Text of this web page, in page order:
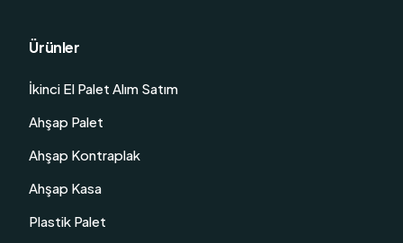
Ürünler
İkinci El Palet Alım Satım
Ahşap Palet
Ahşap Kontraplak
Ahşap Kasa
Plastik Palet